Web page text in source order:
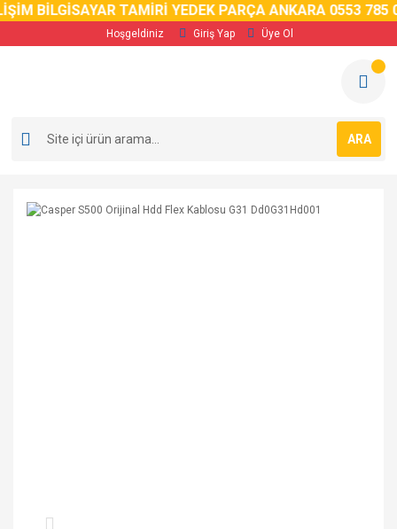
BİLGİSAYAR TAMİRİ YEDEK PARÇA ANKARA 0553 785 02
Hoşgeldiniz Giriş Yap Üye Ol
ARA